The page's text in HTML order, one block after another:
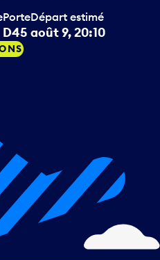
Porte
D45
Départ estimé
août 9, 20:10